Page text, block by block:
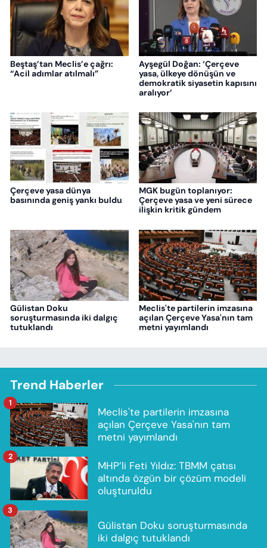
Beştaş’tan Meclis’e çağrı:
“Acil adımlar atılmalı”
Ayşegül Doğan: ‘Çerçeve
yasa, ülkeye dönüşün ve
demokratik siyasetin kapısını
aralıyor’
Çerçeve yasa dünya
basınında geniş yankı buldu
MGK bugün toplanıyor:
Çerçeve yasa ve yeni sürece
ilişkin kritik gündem
Gülistan Doku
soruşturmasında iki dalgıç
tutuklandı
Meclis'te partilerin imzasına
açılan Çerçeve Yasa'nın tam
metni yayımlandı
Trend Haberler
Meclis'te partilerin imzasına
açılan Çerçeve Yasa'nın tam
metni yayımlandı
1
MHP’li Feti Yıldız: TBMM çatısı
altında özgün bir çözüm modeli
oluşturuldu
2
Gülistan Doku soruşturmasında
iki dalgıç tutuklandı
3